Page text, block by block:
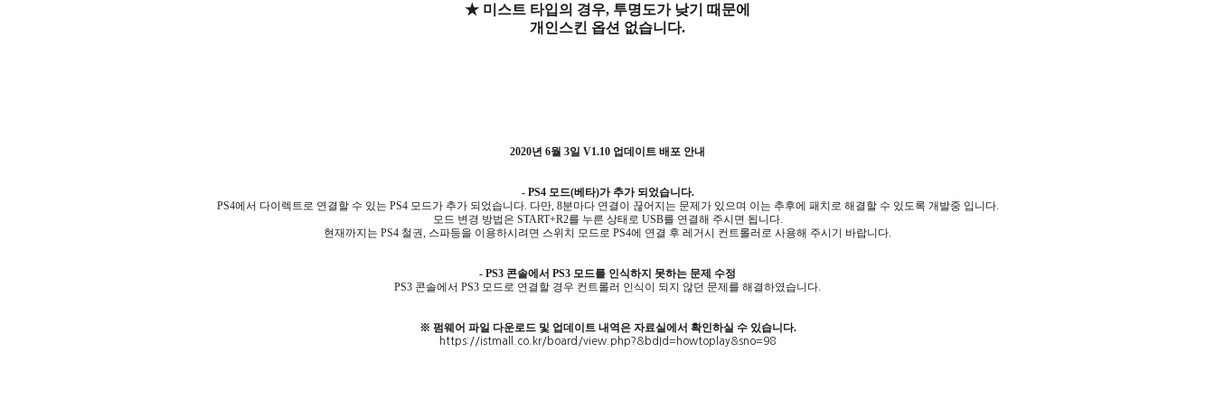
★ 미스트 타입의 경우, 투명도가 낮기 때문에
개인스킨 옵션 없습니다.
2020년 6월 3일 V1.10 업데이트 배포 안내
- PS4 모드(베타)가 추가 되었습니다.
PS4에서 다이렉트로 연결할 수 있는 PS4 모드가 추가 되었습니다. 다만, 8분마다 연결이 끊어지는 문제가 있으며 이는 추후에 패치로 해결할 수 있도록 개발중 입니다.
모드 변경 방법은 START+R2를 누른 상태로 USB를 연결해 주시면 됩니다.
현재까지는 PS4 철권, 스파등을 이용하시려면 스위치 모드로 PS4에 연결 후 레거시 컨트롤러로 사용해 주시기 바랍니다.
- PS3 콘솔에서 PS3 모드를 인식하지 못하는 문제 수정
PS3 콘솔에서 PS3 모드로 연결할 경우 컨트롤러 인식이 되지 않던 문제를 해결하였습니다.
※ 펌웨어 파일 다운로드 및 업데이트 내역은 자료실에서 확인하실 수 있습니다.
https://istmall.co.kr/board/view.php?&bdId=howtoplay&sno=98